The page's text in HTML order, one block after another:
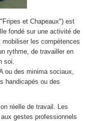
et Chapeaux") est
fondé sur une activité de
les compétences
rythme, de travailler en
soi.
ou des minima sociaux,
handicapés ou des
réelle de travail. Les
gestes professionnels